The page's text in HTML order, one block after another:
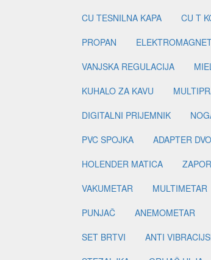
CU TESNILNA KAPA
CU T
PROPAN
VANJSKA REGULACIJA
KUHALO ZA KAVU
DIGITALNI PRIJEMNIK
PVC SPOJKA
ADAPTER
HOLENDER MATICA
VAKUMETAR
MULTIMETAR
PUNJAČ
ANEMOMETAR
SET BRTVI
ANTI